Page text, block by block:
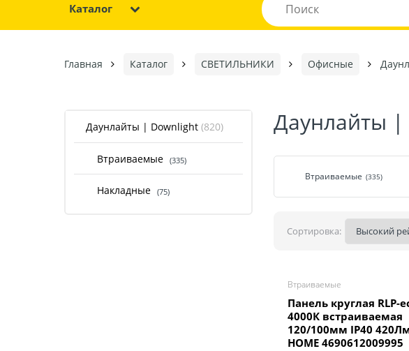
Каталог
Главная Каталог СВЕТИЛЬНИКИ Офисные
Даунлайты | Downlight (820)
Втраиваемые (335)
Накладные (75)
Даунлайты |
Втраиваемые (335)
Сортировка:
Втраиваемые
Панель круглая RLP-
4000К встраиваемая
120/100мм IP40
HOME 4690612009995